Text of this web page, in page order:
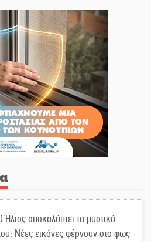
Ήλιος αποκαλύπτει τα μυστικά
Νέες εικόνες φέρνουν στο φως